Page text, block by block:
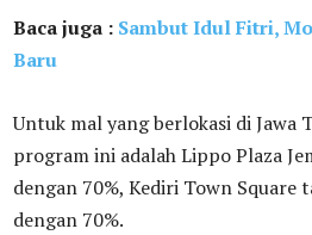
Baca juga : Sambut Idul Fitri,
Baru
Untuk mal yang berlokasi di Jawa
program ini adalah Lippo Plaza
dengan 70%, Kediri Town Square
dengan 70%.